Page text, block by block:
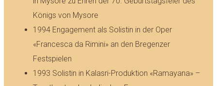
Königs von Mysore
1994 Engagement als Solistin in der Oper
«Francesca da Rimini» an den Bregenzer
Festspielen
1993 Solistin in Kalasri-Produktion «Ramayana» –